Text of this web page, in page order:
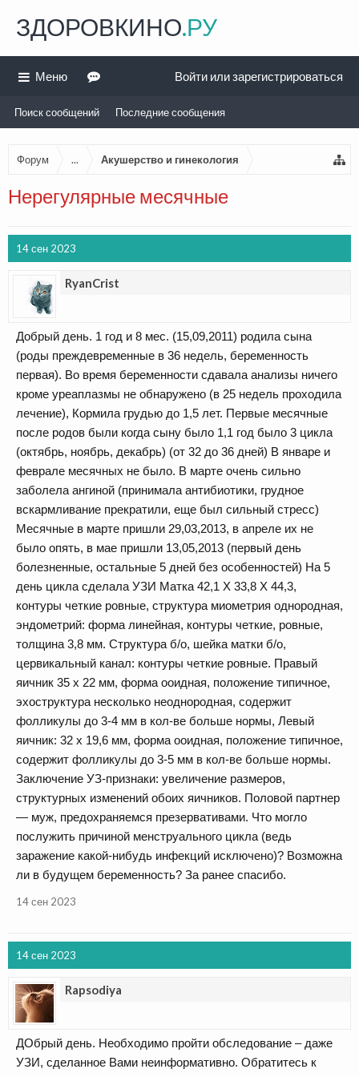
Форум ... Акушерство и гинекология
Нерегулярные месячные
14 сен 2023
RyanCrist
Добрый день. 1 год и 8 мес. (15,09,2011) родила сына
(роды преждевременные в 36 недель, беременность
первая). Во время беременности сдавала анализы ничего
кроме уреаплазмы не обнаружено (в 25 недель проходила
лечение), Кормила грудью до 1,5 лет. Первые месячные
после родов были когда сыну было 1,1 год было 3 цикла
(октябрь, ноябрь, декабрь) (от 32 до 36 дней) В январе и
феврале месячных не было. В марте очень сильно
заболела ангиной (принимала антибиотики, грудное
вскармливание прекратили, еще был сильный стресс)
Месячные в марте пришли 29,03,2013, в апреле их не
было опять, в мае пришли 13,05,2013 (первый день
болезненные, остальные 5 дней без особенностей) На 5
день цикла сделала УЗИ Матка 42,1 Х 33,8 Х 44,3,
контуры четкие ровные, структура миометрия однородная,
эндометрий: форма линейная, контуры четкие, ровные,
толщина 3,8 мм. Структура б/о, шейка матки б/о,
цервикальный канал: контуры четкие ровные. Правый
яичник 35 х 22 мм, форма ооидная, положение типичное,
эхоструктура несколько неоднородная, содержит
фолликулы до 3-4 мм в кол-ве больше нормы, Левый
яичник: 32 х 19,6 мм, форма ооидная, положение типичное,
содержит фолликулы до 3-5 мм в кол-ве больше нормы.
Заключение УЗ-признаки: увеличение размеров,
структурных изменений обоих яичников. Половой партнер
— муж, предохраняемся презервативами. Что могло
послужить причиной менструального цикла (ведь
заражение какой-нибудь инфекций исключено)? Возможна
ли в будущем беременность? За ранее спасибо.
14 сен 2023
14 сен 2023
Rapsodiya
ДОбрый день. Необходимо пройти обследование – даже
УЗИ, сделанное Вами неинформативно. Обратитесь к
ЗДОРОВКИНО.РУ
Меню
Поиск сообщений Последние сообщения
Войти или зарегистрироваться